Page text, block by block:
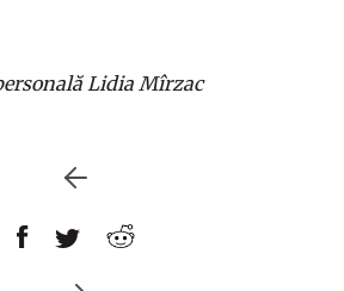
Lidia Mîrzac